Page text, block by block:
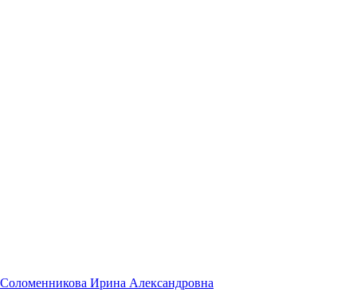
Соломенникова Ирина Александровна